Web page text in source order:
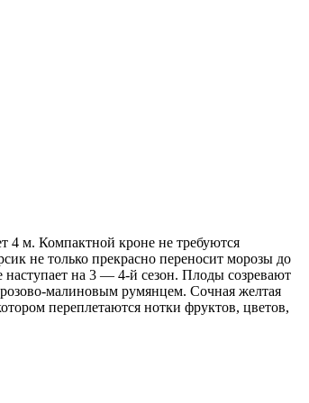
4 м. Компактной кроне не требуются
не только прекрасно переносит морозы до
на 3 — 4-й сезон. Плоды созревают
малиновым румянцем. Сочная желтая
переплетаются нотки фруктов, цветов,